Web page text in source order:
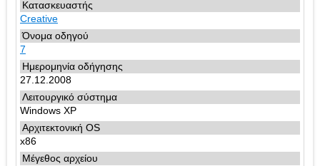
Creative
7
27.12.2008
Windows XP
x86